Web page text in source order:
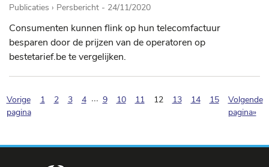
Publicaties › Persbericht - 24/11/2020
Consumenten kunnen flink op hun telecomfactuur
besparen door de prijzen van de operatoren op
bestetarief.be te vergelijken.
Vorige
pagina
1 2 3 4 ... 9 10 11 12(pagination.current)
13 14 15
Volgende
pagina»